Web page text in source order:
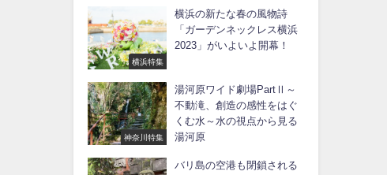
横浜特集
横浜の新たな春の風物詩
「ガーデンネックレス横浜
2023」がいよいよ開幕！
神奈川特集
湯河原ワイド劇場PartⅡ～
不動滝、創造の感性をはぐ
くむ水～水の視点から見る
湯河原
バリ島の空港も閉鎖される